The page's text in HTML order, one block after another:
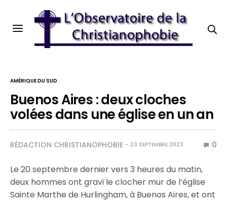
AMÉRIQUE DU SUD
Buenos Aires : deux cloches
volées dans une église en un an
RÉDACTION CHRISTIANOPHOBIE 23 SEPTEMBRE 2023 0
Le 20 septembre dernier vers 3 heures du matin,
deux hommes ont gravi le clocher mur de l’église
Sainte Marthe de Hurlingham, à Buenos Aires, et ont